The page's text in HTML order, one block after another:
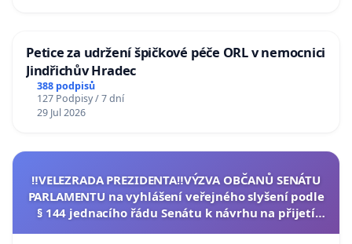
Petice za udržení špičkové péče ORL v nemocnici
Jindřichův Hradec
388 podpisů
127 Podpisy / 7 dní
29 Jul 2026
‼️VELEZRADA PREZIDENTA‼️VÝZVA OBČANŮ SENÁTU
PARLAMENTU na vyhlášení veřejného slyšení podle
§ 144 jednacího řádu Senátu k návrhu na přijetí